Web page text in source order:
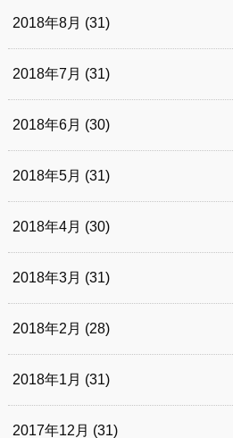
2018年8月 (31)
2018年7月 (31)
2018年6月 (30)
2018年5月 (31)
2018年4月 (30)
2018年3月 (31)
2018年2月 (28)
2018年1月 (31)
2017年12月 (31)